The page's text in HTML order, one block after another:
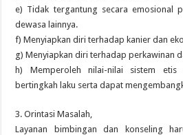
e) Tidak tergantung secara emosional
dewasa lainnya.
f) Menyiapkan diri terhadap kanier dan
g) Menyiapkan diri terhadap perkawinan
h) Memperoleh nilai-nilai sistem etis
bertingkah laku serta dapat
3. Orintasi Masalah,
Layanan bimbingan dan konseling